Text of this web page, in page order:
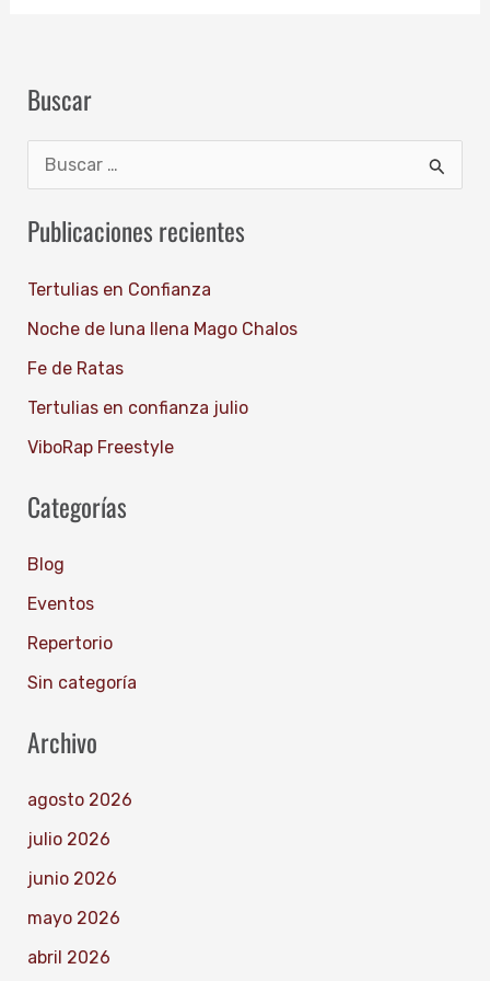
Buscar
s
p
o
r
Publicaciones recientes
Tertulias en Confianza
Noche de luna llena Mago Chalos
Fe de Ratas
Tertulias en confianza julio
ViboRap Freestyle
Categorías
Blog
Eventos
Repertorio
Sin categoría
Archivo
agosto 2026
julio 2026
junio 2026
mayo 2026
abril 2026